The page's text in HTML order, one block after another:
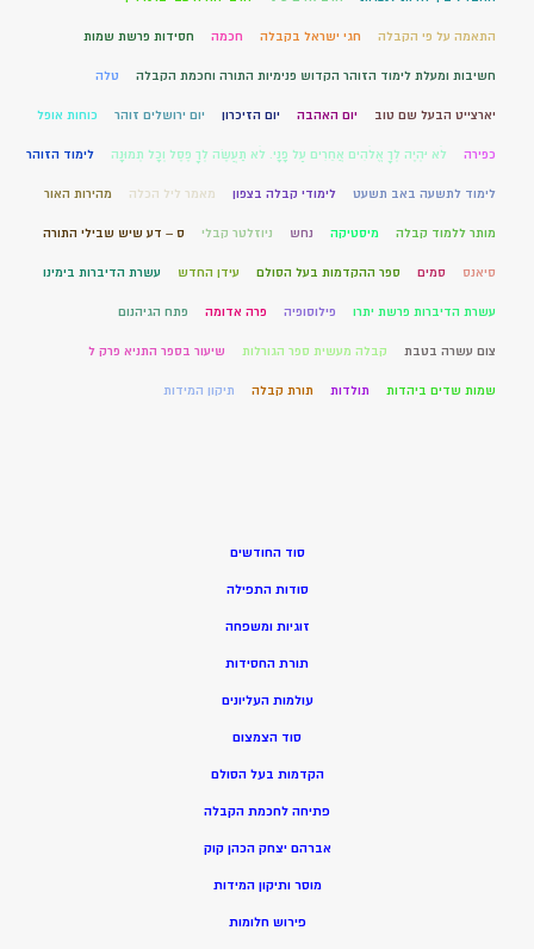
התאמה על פי הקבלה חגי ישראל בקבלה חכמה חסידות פרשת שמות
חשיבות ומעלת לימוד הזוהר הקדוש פנימיות התורה וחכמת הקבלה טלה
יארצייט הבעל שם טוב יום האהבה יום הזיכרון יום ירושלים זוהר כוחות אופל
כפירה לֹא יִהְיֶה לְךָ אֱלֹהִים אֲחֵרִים עַל פָּנָי. לֹא תַעֲשֶׂה לְךָ פֶסֶל וְכָל תְּמוּנָה לימוד הזוהר
לימוד לתשעה באב תשעט לימודי קבלה בצפון מאמר ליל הכלה מהירות האור
מותר ללמוד קבלה מיסטיקה נחש ניוזלטר קבלי ס – דע שיש שבילי התורה
סיאנס סמים ספר ההקדמות בעל הסולם עידן החדש עשרת הדיברות בימינו
עשרת הדיברות פרשת יתרו פילוסופיה פרה אדומה פתח הגיהנום
צום עשרה בטבת קבלה מעשית ספר הגורלות שיעור בספר התניא פרק ל
שמות שדים ביהדות תולדות תורת קבלה תיקון המידות
סוד החודשים
סודות התפילה
זוגיות ומשפחה
תורת החסידות
עולמות העליונים
סוד הצמצום
הקדמות בעל הסולם
פתיחה לחכמת הקבלה
אברהם יצחק הכהן קוק
מוסר ותיקון המידות
פירוש חלומות